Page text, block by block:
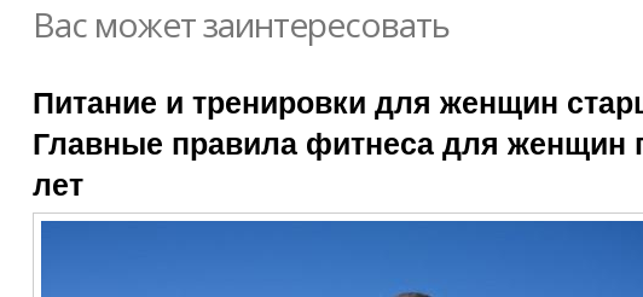
Вас может заинтересовать
Питание и тренировки для женщин
Главные правила фитнеса для женщин
лет